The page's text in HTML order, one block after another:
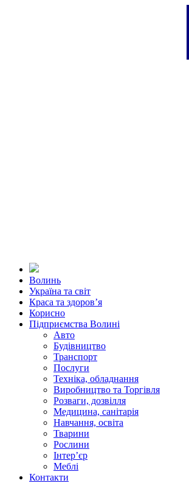
Волинь
Україна та світ
Краса та здоров’я
Корисно
Підприємства Волині
Авто
Будівництво
Транспорт
Послуги
Техніка, обладнання
Виробництво та Торгівля
Розваги, дозвілля
Медицина, санітарія
Навчання, освіта
Тварини
Рослини
Інтер’єр
Меблі
Контакти